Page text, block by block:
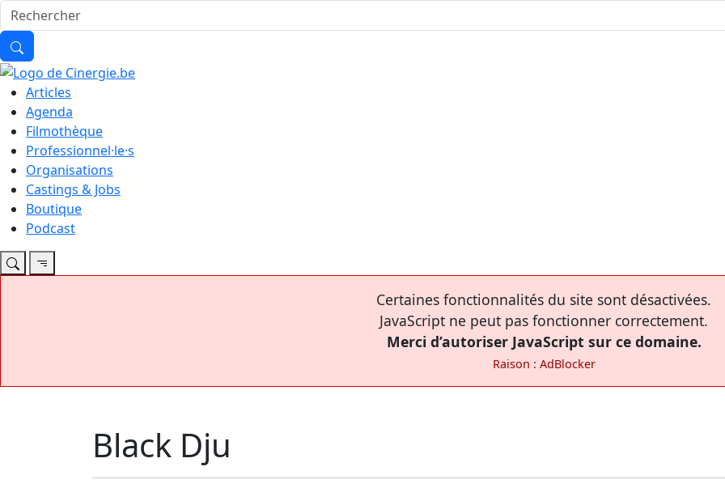
Articles
Agenda
Filmothèque
Professionnel·le·s
Organisations
Castings & Jobs
Boutique
Podcast
Certaines fonctionnalités du site sont désactivées.
JavaScript ne peut pas fonctionner correctement.
Merci d’autoriser JavaScript sur ce domaine.
Raison : AdBlocker
Black Dju